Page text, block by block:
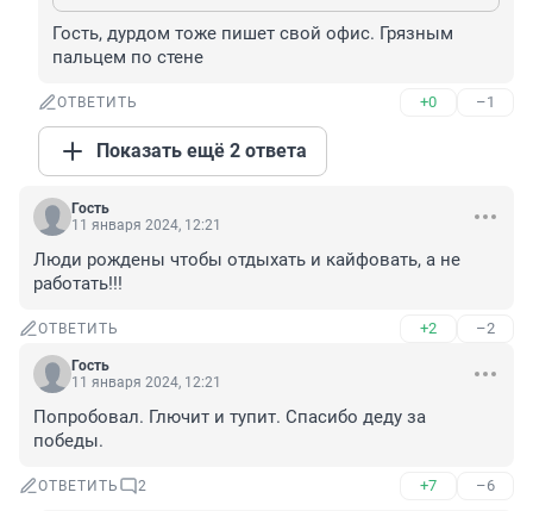
Гость, дурдом тоже пишет свой офис. Грязным
пальцем по стене
ОТВЕТИТЬ +0 –1
Показать ещё 2 ответа
Гость
11 января 2024, 12:21
Люди рождены чтобы отдыхать и кайфовать, а не
работать!!!
ОТВЕТИТЬ +2 –2
Гость
11 января 2024, 12:21
Попробовал. Глючит и тупит. Спасибо деду за
победы.
ОТВЕТИТЬ 2 +7 –6